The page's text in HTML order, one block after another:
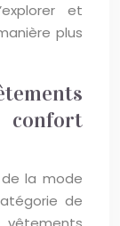
et
plus
la mode
de